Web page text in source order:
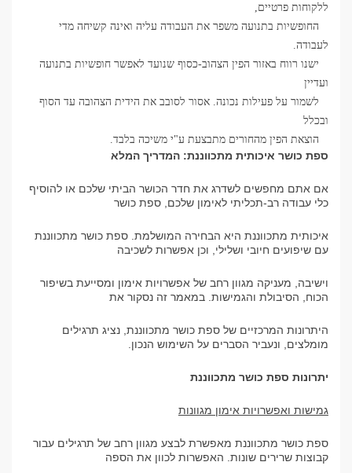
ללקוחות פרטיים,
החופשיות בתנועה משפר את העבודה עליה ואינה קשיחה מדי
לעבודה.
ישנו רווח באזור הפין הצהוב-כסוף שנועד לאפשר חופשיות בתנועה
ועדיין
לשמור על פעילות נכונה. אסור לסובב את הידית הצהובה עד הסוף
ובכלל
הוצאת הפין מהחורים מתבצעת ע"י משיכה בלבד.
ספת כושר איכותית מתכווננת: המדריך המלא
אם אתם מחפשים לשדרג את חדר הכושר הביתי שלכם או להוסיף
כלי עבודה רב-תכליתי לאימון שלכם, ספת כושר
איכותית מתכווננת היא הבחירה המושלמת. ספת כושר מתכווננת
עם שיפועים חיובי ושלילי, וכן אפשרות לשכיבה
וישיבה, מעניקה מגוון רחב של אפשרויות אימון ומסייעת בשיפור
הכוח, הסיבולת והגמישות. במאמר זה נסקור את
היתרונות המרכזיים של ספת כושר מתכווננת, נציג תרגילים
מומלצים, ונעביר הסברים על השימוש הנכון.
יתרונות ספת כושר מתכווננת
גמישות ואפשרויות אימון מגוונות
ספת כושר מתכווננת מאפשרת לבצע מגוון רחב של תרגילים עבור
קבוצות שרירים שונות. האפשרות לכוון את הספה